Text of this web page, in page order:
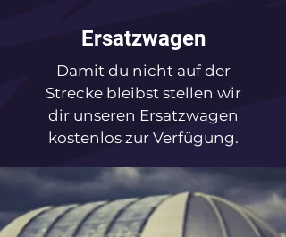
Ersatzwagen
Damit du nicht auf der
Strecke bleibst stellen wir
dir unseren Ersatzwagen
kostenlos zur Verfügung.